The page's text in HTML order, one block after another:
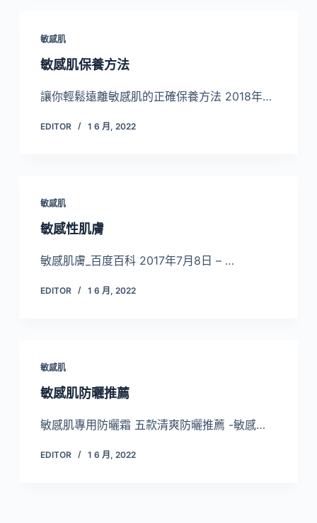
敏感肌
敏感肌保養方法
讓你輕鬆遠離敏感肌的正確保養方法 2018年…
EDITOR 1 6 月, 2022
敏感肌
敏感性肌膚
敏感肌膚_百度百科 2017年7月8日 – …
EDITOR 1 6 月, 2022
敏感肌
敏感肌防曬推薦
敏感肌專用防曬霜 五款清爽防曬推薦 -敏感…
EDITOR 1 6 月, 2022